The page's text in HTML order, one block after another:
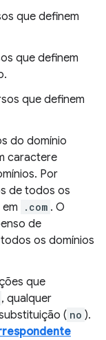
que definem
que definem
que definem
do domínio
caractere
Por
de todos os
.com . O
de
os domínios
que
, qualquer
( no ).